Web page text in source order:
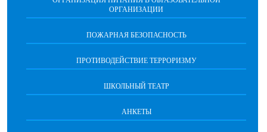
ОРГАНИЗАЦИИ
ПОЖАРНАЯ БЕЗОПАСНОСТЬ
ПРОТИВОДЕЙСТВИЕ ТЕРРОРИЗМУ
ШКОЛЬНЫЙ ТЕАТР
АНКЕТЫ